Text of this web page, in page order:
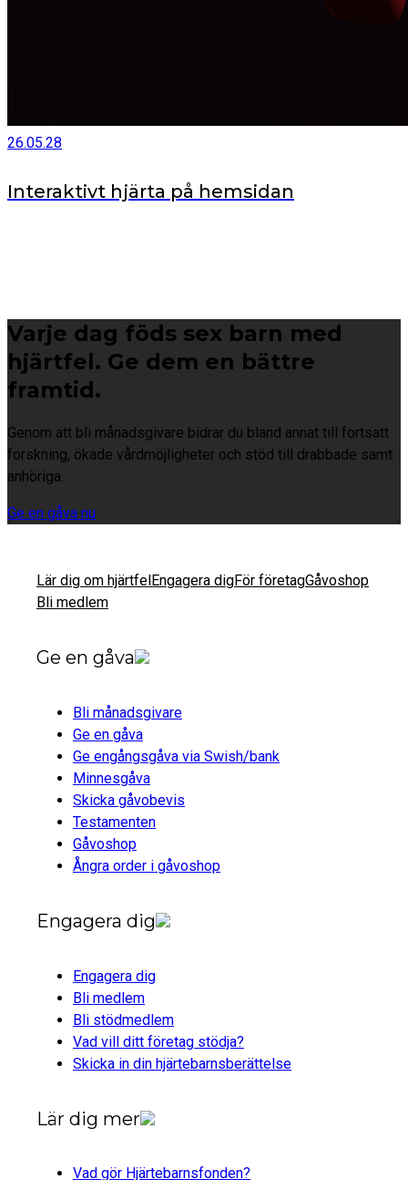
26.05.28
Interaktivt hjärta på hemsidan
Varje dag föds sex barn med
hjärtfel. Ge dem en bättre
framtid.
Genom att bli månadsgivare bidrar du bland annat till fortsatt
forskning, ökade vårdmöjligheter och stöd till drabbade samt
anhöriga.
Ge en gåva nu
Lär dig om hjärtfelEngagera digFör företagGåvoshop
Bli medlem
Ge en gåva
Bli månadsgivare
Ge en gåva
Ge engångsgåva via Swish/bank
Minnesgåva
Skicka gåvobevis
Testamenten
Gåvoshop
Ångra order i gåvoshop
Engagera dig
Engagera dig
Bli medlem
Bli stödmedlem
Vad vill ditt företag stödja?
Skicka in din hjärtebarnsberättelse
Lär dig mer
Vad gör Hjärtebarnsfonden?